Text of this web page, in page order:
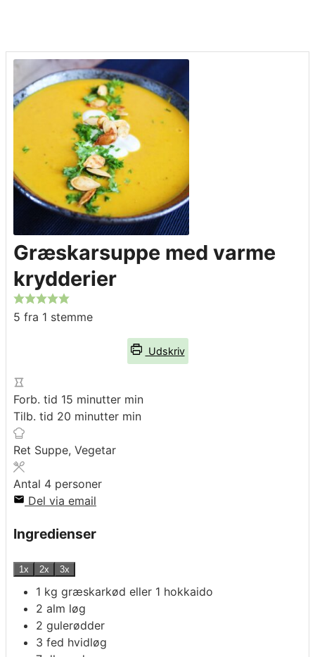
Græskarsuppe med varme
krydderier
5 fra 1 stemme
Udskriv
Forb. tid 15 minutter min
Tilb. tid 20 minutter min
Ret Suppe, Vegetar
Antal 4 personer
Del via email
Ingredienser
1x 2x 3x
1 kg græskarkød eller 1 hokkaido
2 alm løg
2 gulerødder
3 fed hvidløg